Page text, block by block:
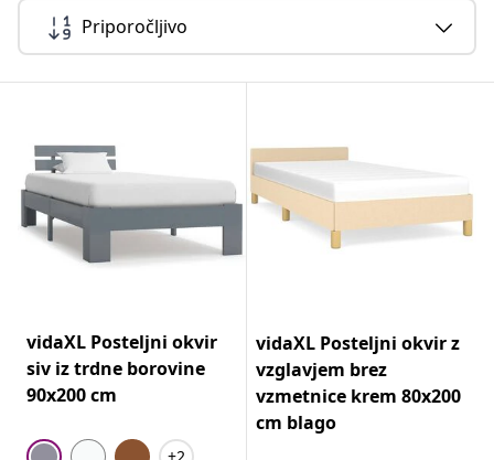
Priporočljivo
vidaXL Posteljni okvir
siv iz trdne borovine
90x200 cm
vidaXL Posteljni okvir z
vzglavjem brez
vzmetnice krem 80x200
cm blago